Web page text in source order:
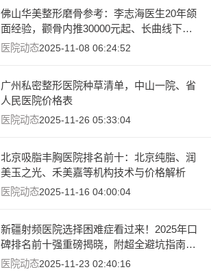
佛山华美整形磨骨参考：李志海医生20年颌
面经验，颧骨内推30000元起、长曲线下颌
角截骨32000元起
医院动态2025-11-08 06:24:52
广州私密整形医院种草清单，中山一院、省
人民医院价格表
医院动态2025-11-26 05:33:04
北京吸脂丰胸医院排名前十：北京纯脂、润
美玉之光、禾美嘉等机构技术与价格解析
医院动态2025-11-16 04:00:04
新疆射频医院选择困难症看过来！2025年口
碑排名前十强重磅揭晓，附超全避坑指南及
价格参考
医院动态2025-11-23 02:40:16